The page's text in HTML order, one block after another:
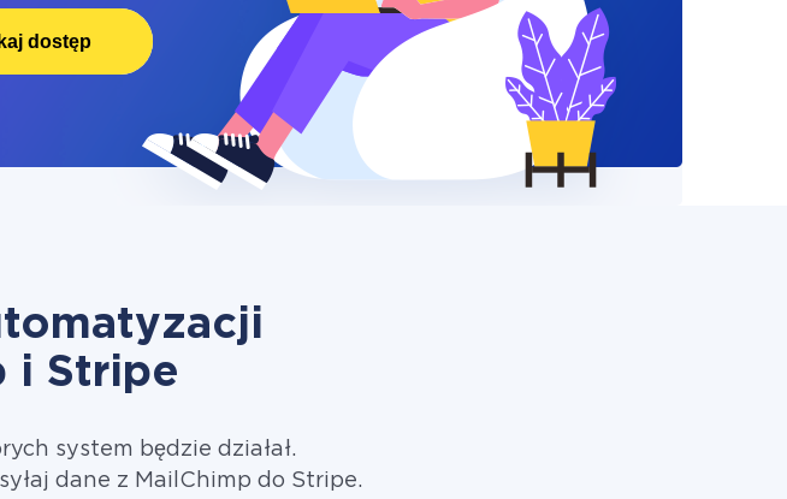
dostęp
i Stripe
system będzie działał.
dane z MailChimp do Stripe.